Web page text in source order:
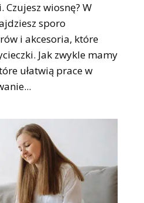
Czujesz wiosnę? W
sporo
i akcesoria, które
Jak zwykle mamy
ułatwią prace w